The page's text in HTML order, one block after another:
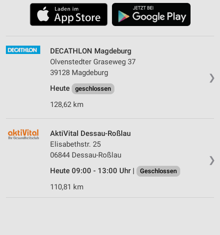
❯
DECATHLON Magdeburg
Olvenstedter Graseweg 37
39128 Magdeburg
Heute
geschlossen
128,62 km
❯
AktiVital Dessau-Roßlau
Elisabethstr. 25
06844 Dessau-Roßlau
Heute 09:00 - 13:00 Uhr |
Geschlossen
110,81 km